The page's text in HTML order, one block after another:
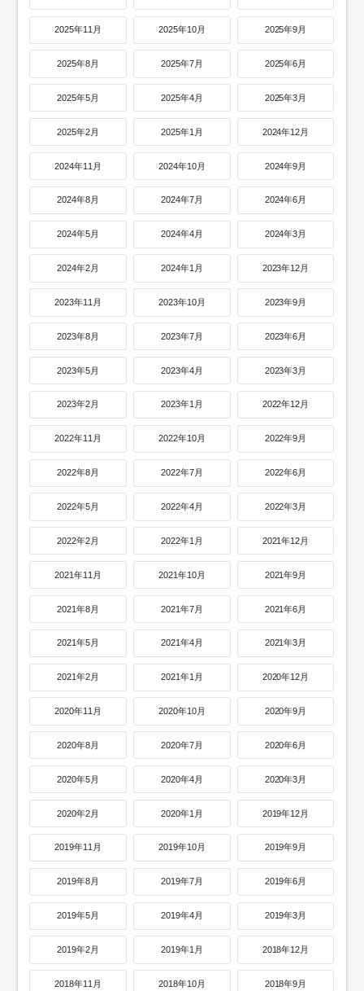
2025年11月 2025年10月 2025年9月
2025年8月 2025年7月 2025年6月
2025年5月 2025年4月 2025年3月
2025年2月 2025年1月 2024年12月
2024年11月 2024年10月 2024年9月
2024年8月 2024年7月 2024年6月
2024年5月 2024年4月 2024年3月
2024年2月 2024年1月 2023年12月
2023年11月 2023年10月 2023年9月
2023年8月 2023年7月 2023年6月
2023年5月 2023年4月 2023年3月
2023年2月 2023年1月 2022年12月
2022年11月 2022年10月 2022年9月
2022年8月 2022年7月 2022年6月
2022年5月 2022年4月 2022年3月
2022年2月 2022年1月 2021年12月
2021年11月 2021年10月 2021年9月
2021年8月 2021年7月 2021年6月
2021年5月 2021年4月 2021年3月
2021年2月 2021年1月 2020年12月
2020年11月 2020年10月 2020年9月
2020年8月 2020年7月 2020年6月
2020年5月 2020年4月 2020年3月
2020年2月 2020年1月 2019年12月
2019年11月 2019年10月 2019年9月
2019年8月 2019年7月 2019年6月
2019年5月 2019年4月 2019年3月
2019年2月 2019年1月 2018年12月
2018年11月 2018年10月 2018年9月